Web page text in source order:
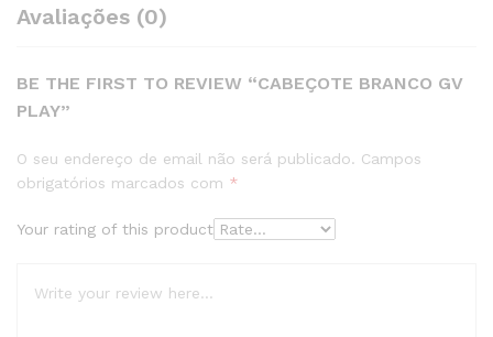
Avaliações (0)
BE THE FIRST TO REVIEW “CABEÇOTE BRANCO GV
PLAY”
O seu endereço de email não será publicado. Campos
obrigatórios marcados com *
Your rating of this product